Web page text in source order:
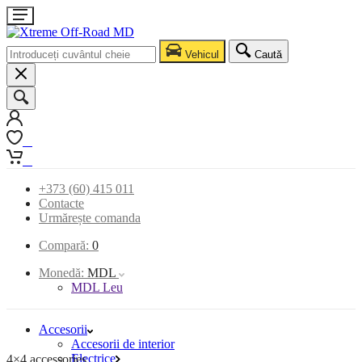
Vehicul Caută
+373 (60) 415 011
Contacte
Urmărește comanda
Compară: 0
Monedă: MDL
MDL Leu
Accesorii
Accesorii de interior
Electrice
4×4 accessories